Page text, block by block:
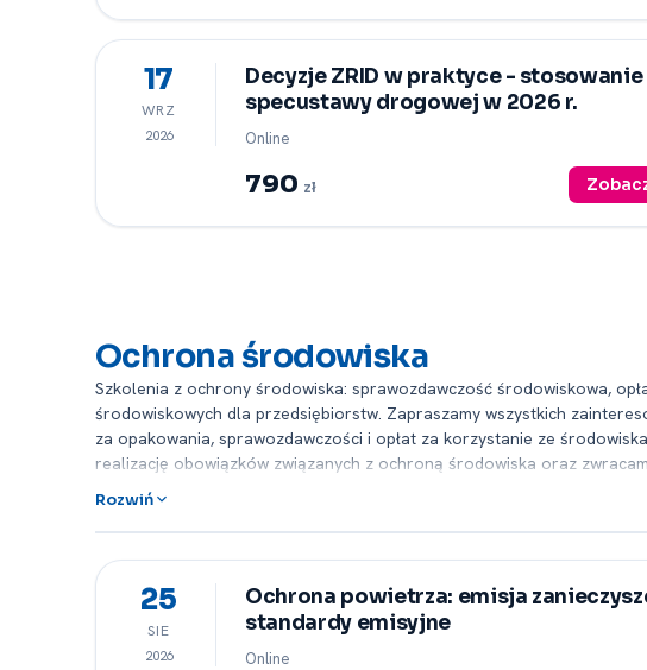
17
WRZ
2026
Decyzje ZRID w praktyce -⁠ stosowanie
specustawy drogowej w 2026 r.
Online
790 zł
Ochrona środowiska
Szkolenia z ochrony środowiska: sprawozdawczość środowiskowa,
środowiskowych dla przedsiębiorstw. Zapraszamy wszystkich
za opakowania, sprawozdawczości i opłat za korzystanie ze
realizację obowiązków związanych z ochroną środowiska oraz
w projektach nowych aktów prawnych. Naszym celem jest
ogromne doświadczenie i na bieżąco śledzą pojawiające się zmiany
omawianych jest w oparciu przykłady -⁠ zarówno te z praktyki trenera
także w formie zamkniętej -⁠ dzięki czemu każdorazowo możemy
szkoleniowej. Poniżej prezentujemy Państwu szkolenia, które odbędą
internetową rejestrację na każde z nich -⁠ wystarczy kliknąć na
Rozwiń
25
SIE
2026
Ochrona powietrza: emisja
standardy emisyjne
Online